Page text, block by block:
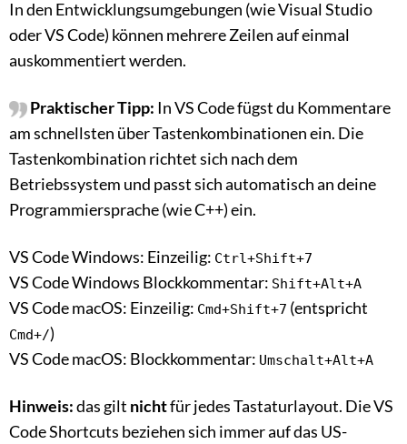
In den Entwicklungsumgebungen (wie Visual Studio
oder VS Code) können mehrere Zeilen auf einmal
auskommentiert werden.
Praktischer Tipp: In VS Code fügst du Kommentare
am schnellsten über Tastenkombinationen ein. Die
Tastenkombination richtet sich nach dem
Betriebssystem und passt sich automatisch an deine
Programmiersprache (wie C++) ein.
VS Code Windows: Einzeilig: Ctrl+Shift+7
VS Code Windows Blockkommentar: Shift+Alt+A
VS Code macOS: Einzeilig: Cmd+Shift+7 (entspricht
Cmd+/)
VS Code macOS: Blockkommentar: Umschalt+Alt+A
Hinweis:das gilt nichtfür jedes Tastaturlayout. Die VS
Code Shortcuts beziehen sich immer auf das US-